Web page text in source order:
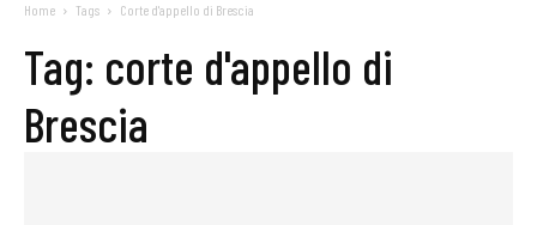
Home Tags Corte d'appello di Brescia
Tag: corte d'appello di
Brescia